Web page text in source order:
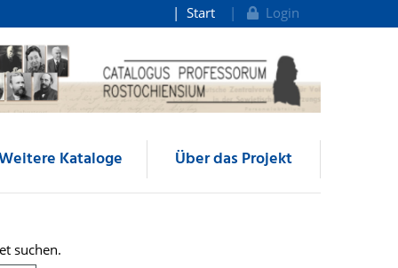
Start Login
Kataloge Über das Projekt
suchen.